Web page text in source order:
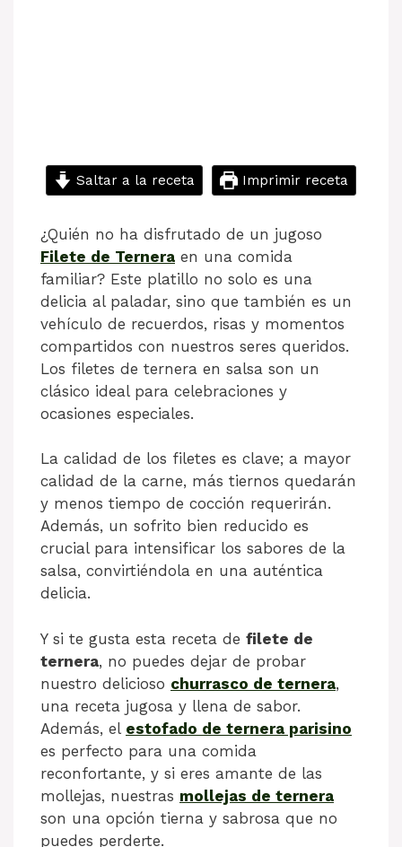
Saltar a la receta Imprimir receta
¿Quién no ha disfrutado de un jugoso
Filete de Ternera en una comida
familiar? Este platillo no solo es una
delicia al paladar, sino que también es un
vehículo de recuerdos, risas y momentos
compartidos con nuestros seres queridos.
Los filetes de ternera en salsa son un
clásico ideal para celebraciones y
ocasiones especiales.
La calidad de los filetes es clave; a mayor
calidad de la carne, más tiernos quedarán
y menos tiempo de cocción requerirán.
Además, un sofrito bien reducido es
crucial para intensificar los sabores de la
salsa, convirtiéndola en una auténtica
delicia.
Y si te gusta esta receta de filete de
ternera, no puedes dejar de probar
nuestro delicioso churrasco de ternera,
una receta jugosa y llena de sabor.
Además, el estofado de ternera parisino
es perfecto para una comida
reconfortante, y si eres amante de las
mollejas, nuestras mollejas de ternera
son una opción tierna y sabrosa que no
puedes perderte.